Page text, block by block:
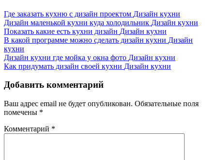
Где заказать кухню с дизайн проектом Дизайн кухни
Дизайн маленькой кухни куда холодильник Дизайн кухни
Показать какие есть кухни дизайн Дизайн кухни
В какой программе можно сделать дизайн кухни Дизайн
кухни
Дизайн кухни где мойка у окна фото Дизайн кухни
Как придумать дизайн своей кухни Дизайн кухни
Добавить комментарий
Ваш адрес email не будет опубликован. Обязательные поля
помечены *
Комментарий *